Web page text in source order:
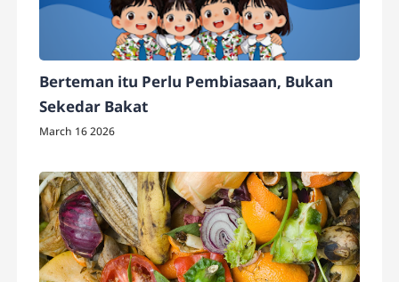
Berteman itu Perlu Pembiasaan, Bukan
Sekedar Bakat
March 16 2026